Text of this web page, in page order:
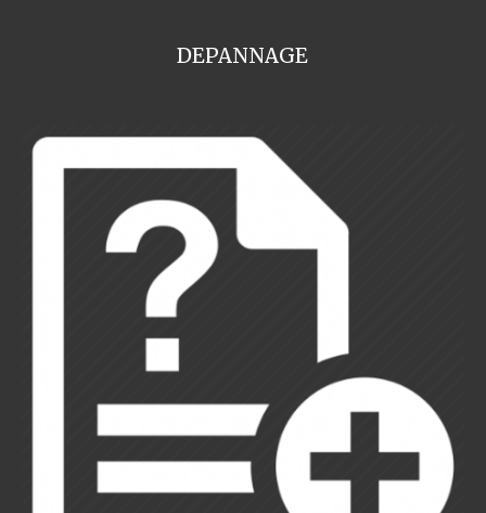
DEPANNAGE